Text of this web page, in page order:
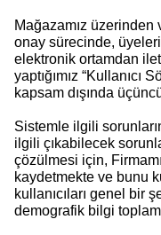
Mağazamız
onay sürecinde,
elektronik ortamdan
yaptığımız
kapsam dışında
Sistemle ilgili
ilgili çıkabilecek
çözülmesi için,
kaydetmekte ve bunu
kullanıcıları genel bir
demografik bilgi